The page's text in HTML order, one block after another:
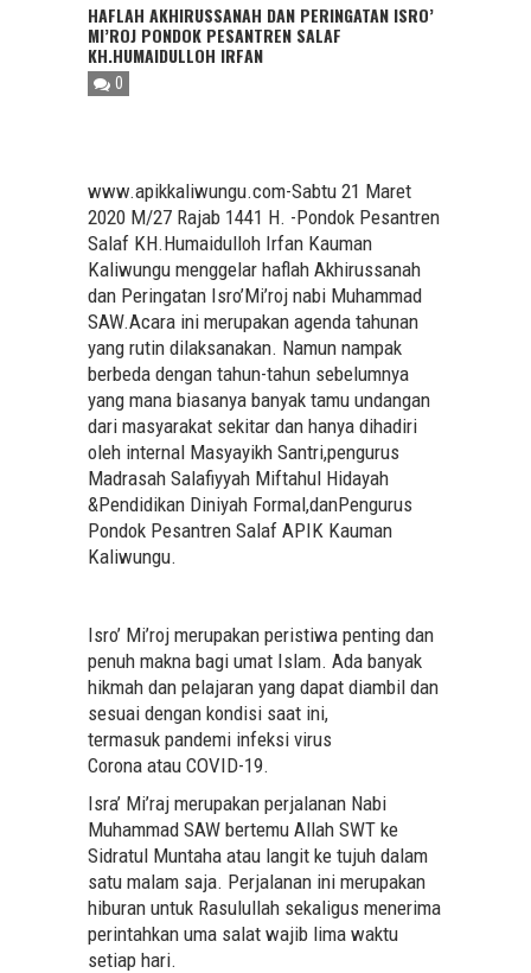
HAFLAH AKHIRUSSANAH DAN PERINGATAN ISRO’
MI’ROJ PONDOK PESANTREN SALAF
KH.HUMAIDULLOH IRFAN
0
www.apikkaliwungu.com-Sabtu 21 Maret
2020 M/27 Rajab 1441 H. -Pondok Pesantren
Salaf KH.Humaidulloh Irfan Kauman
Kaliwungu menggelar haflah Akhirussanah
dan Peringatan Isro’Mi’roj nabi Muhammad
SAW.Acara ini merupakan agenda tahunan
yang rutin dilaksanakan. Namun nampak
berbeda dengan tahun-tahun sebelumnya
yang mana biasanya banyak tamu undangan
dari masyarakat sekitar dan hanya dihadiri
oleh internal Masyayikh Santri,pengurus
Madrasah Salafiyyah Miftahul Hidayah
&Pendidikan Diniyah Formal,danPengurus
Pondok Pesantren Salaf APIK Kauman
Kaliwungu.
Isro’ Mi’roj merupakan peristiwa penting dan
penuh makna bagi umat Islam. Ada banyak
hikmah dan pelajaran yang dapat diambil dan
sesuai dengan kondisi saat ini,
termasuk pandemi infeksi virus
Corona atau COVID-19.
Isra’ Mi’raj merupakan perjalanan Nabi
Muhammad SAW bertemu Allah SWT ke
Sidratul Muntaha atau langit ke tujuh dalam
satu malam saja. Perjalanan ini merupakan
hiburan untuk Rasulullah sekaligus menerima
perintahkan uma salat wajib lima waktu
setiap hari.